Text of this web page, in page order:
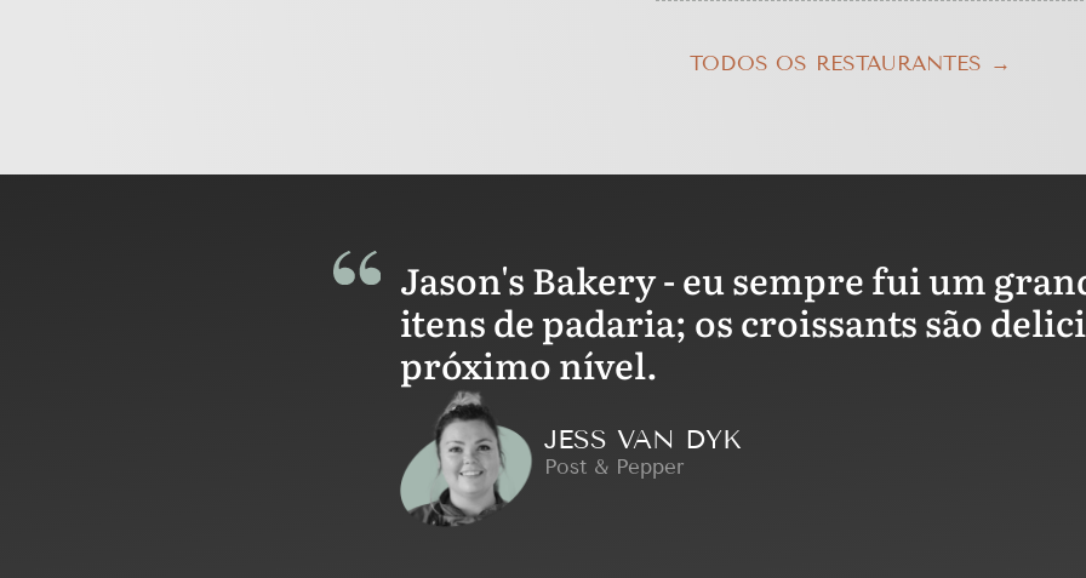
TODOS OS RESTAURANTES →
Jason's Bakery - eu sempre fui um
itens de padaria; os croissants são
próximo nível.
JESS VAN DYK
Post & Pepper